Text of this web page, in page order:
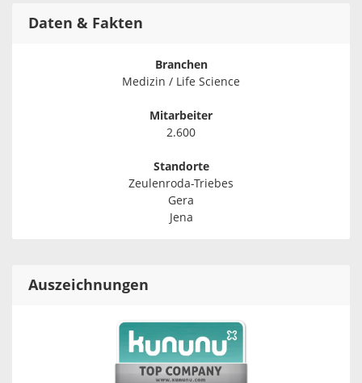
Daten & Fakten
Branchen
Medizin / Life Science
Mitarbeiter
2.600
Standorte
Zeulenroda-Triebes
Gera
Jena
Auszeichnungen